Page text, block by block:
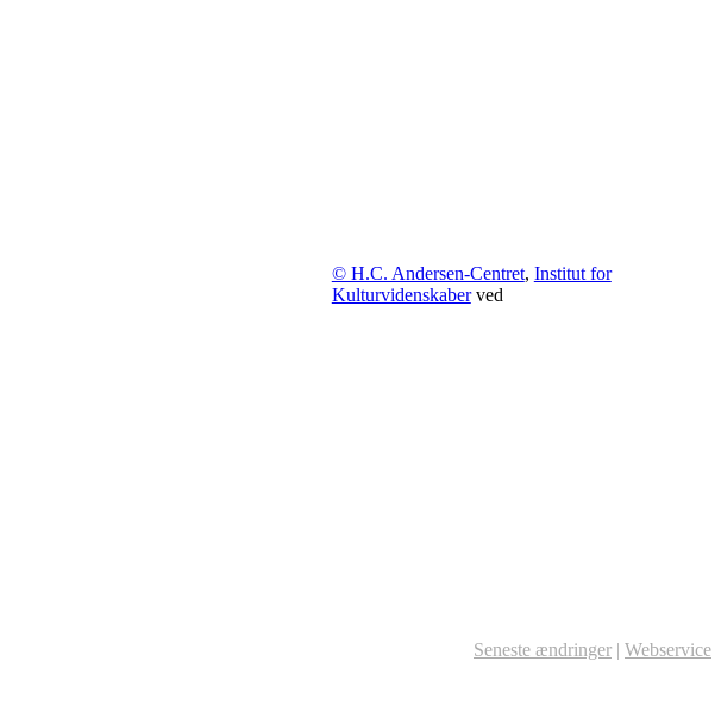
© H.C. Andersen-Centret, Institut for
Kulturvidenskaberved
Seneste ændringer | Webservice